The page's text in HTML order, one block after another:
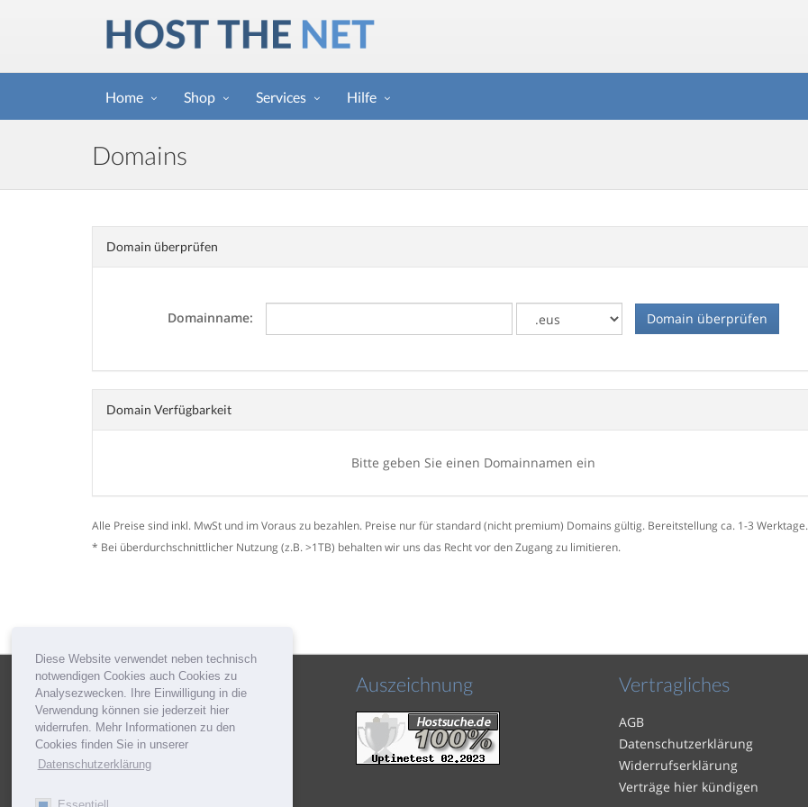
Diese Website verwendet neben technisch
notwendigen Cookies auch Cookies zu
Analysezwecken. Ihre Einwilligung in die
Verwendung können sie jederzeit hier
widerrufen. Mehr Informationen zu den
Cookies finden Sie in unserer
Datenschutzerklärung
Home Shop Services Hilfe
Domains
Domain überprüfen
Domainname:
Domain Verfügbarkeit
Bitte geben Sie einen Domainnamen ein
Alle Preise sind inkl. MwSt und im Voraus zu bezahlen. Preise nur für standard (nicht premium) Domains gültig. Bereitstellung ca. 1-3 Werktage.
* Bei überdurchschnittlicher Nutzung (z.B. >1TB) behalten wir uns das Recht vor den Zugang zu limitieren.
Social Auszeichnung Vertragliches
AGB
Datenschutzerklärung
Widerrufserklärung
Verträge hier kündigen